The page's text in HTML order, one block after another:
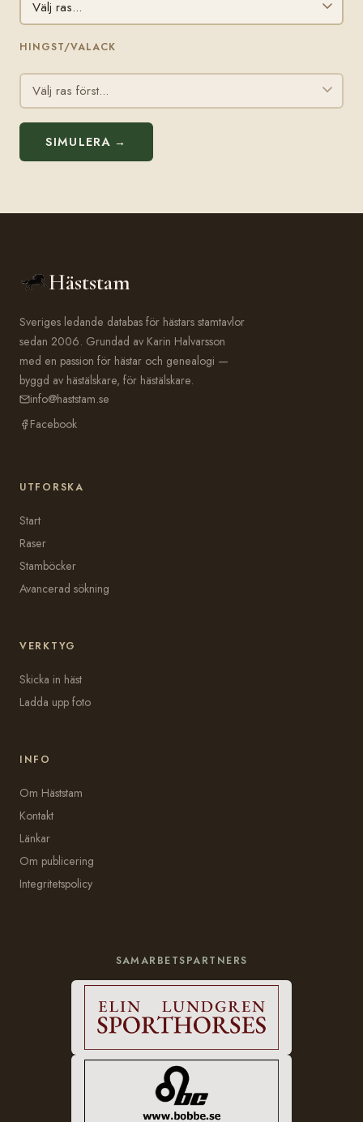
HINGST/VALACK
SIMULERA →
Häststam
Sveriges ledande databas för hästars stamtavlor
sedan 2006. Grundad av Karin Halvarsson
med en passion för hästar och genealogi —
byggd av hästälskare, för hästälskare.
info@haststam.se
Facebook
UTFORSKA
Start
Raser
Stamböcker
Avancerad sökning
VERKTYG
Skicka in häst
Ladda upp foto
INFO
Om Häststam
Kontakt
Länkar
Om publicering
Integritetspolicy
SAMARBETSPARTNERS